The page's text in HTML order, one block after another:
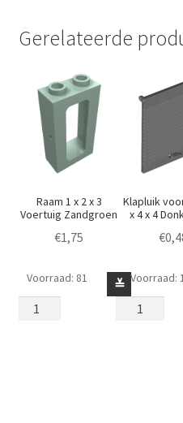
Gerelateerde
Raam 1 x 2 x 3
Voertuig Zandgroen
€1,75
Raam
1
≚
Voorraad: 81
Klapluik
x 4 x 4
€
Klapluik
voor
Voorraad: